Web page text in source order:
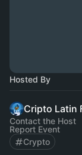
Hosted By
Cripto Latin
Contact the Host
Report Event
Crypto